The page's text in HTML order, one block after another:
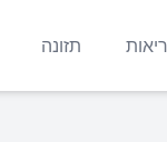
תזונה